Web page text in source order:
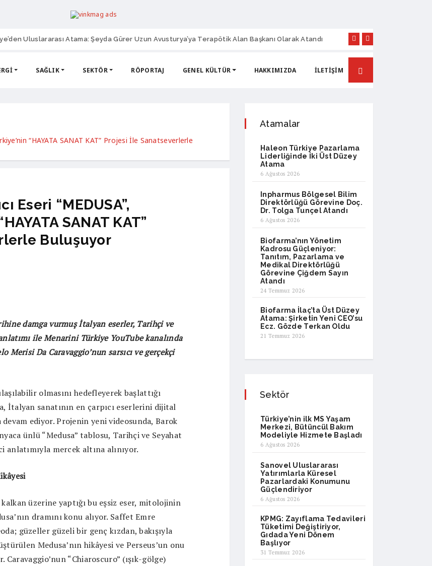
Uluslararası Atama: Şeyda Gürer Uzun Avusturya’ya Terapötik Alan Başkanı Olarak Atandı Sanovel İlaç’ta
SAĞLIK SEKTÖR RÖPORTAJ GENEL KÜLTÜR HAKKIMIZDA İLETIŞIM
“HAYATA SANAT KAT” Projesi İle Sanatseverlerle
Eseri “MEDUSA”,
SANAT KAT”
Buluşuyor
damga vurmuş İtalyan eserler, Tarihçi ve
ile Menarini Türkiye YouTube kanalında
Merisi Da Caravaggio’nun sarsıcı ve gerçekçi
olmasını hedefleyerek başlattığı
İtalyan sanatının en çarpıcı eserlerini dijital
ediyor. Projenin yeni videosunda, Barok
ünlü “Medusa” tablosu, Tarihçi ve Seyahat
mercek altına alınıyor.
üzerine yaptığı bu eşsiz eser, mitolojinin
dramını konu alıyor. Saffet Emre
güzeller güzeli bir genç kızdan, bakışıyla
Medusa’nın hikâyesi ve Perseus’un onu
“Chiaroscuro” (ışık-gölge)
Atamalar
Haleon Türkiye Pazarlama
Liderliğinde İki Üst Düzey
Atama
6 Ağustos 2026
Inpharmus Bölgesel Bilim
Direktörlüğü Görevine Doç.
Dr. Tolga Tunçel Atandı
6 Ağustos 2026
Biofarma’nın Yönetim
Kadrosu Güçleniyor:
Tanıtım, Pazarlama ve
Medikal Direktörlüğü
Görevine Çiğdem Sayın
Atandı
24 Temmuz 2026
Biofarma İlaç’ta Üst Düzey
Atama: Şirketin Yeni CEO’su
Ecz. Gözde Terkan Oldu
21 Temmuz 2026
Sektör
Türkiye’nin ilk MS Yaşam
Merkezi, Bütüncül Bakım
Modeliyle Hizmete Başladı
6 Ağustos 2026
Sanovel Uluslararası
Yatırımlarla Küresel
Pazarlardaki Konumunu
Güçlendiriyor
6 Ağustos 2026
KPMG: Zayıflama Tedavileri
Tüketimi Değiştiriyor,
Gıdada Yeni Dönem
Başlıyor
31 Temmuz 2026